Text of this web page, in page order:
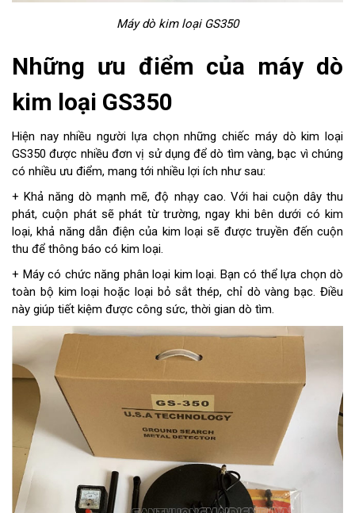
Máy dò kim loại GS350
Những ưu điểm của máy dò
kim loại GS350
Hiện nay nhiều người lựa chọn những chiếc máy dò kim loại
GS350 được nhiều đơn vị sử dụng để dò tìm vàng, bạc vì chúng
có nhiều ưu điểm, mang tới nhiều lợi ích như sau:
+ Khả năng dò mạnh mẽ, độ nhạy cao. Với hai cuộn dây thu
phát, cuộn phát sẽ phát từ trường, ngay khi bên dưới có kim
loại, khả năng dẫn điện của kim loại sẽ được truyền đến cuộn
thu để thông báo có kim loại.
+ Máy có chức năng phân loại kim loại. Bạn có thể lựa chọn dò
toàn bộ kim loại hoặc loại bỏ sắt thép, chỉ dò vàng bạc. Điều
này giúp tiết kiệm được công sức, thời gian dò tìm.